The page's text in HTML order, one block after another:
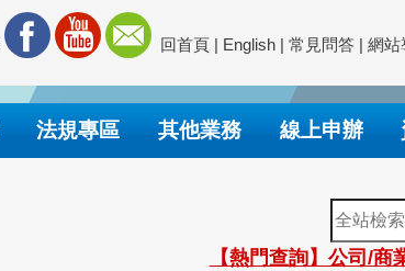
回首頁 | English | 常見問答 | 網站
法規專區 其他業務 線上申辦
全
站
檢
【熱門查詢】公司/商